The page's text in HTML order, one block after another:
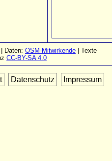
| Daten: OSM-Mitwirkende | Texte
CC-BY-SA 4.0
Datenschutz Impressum